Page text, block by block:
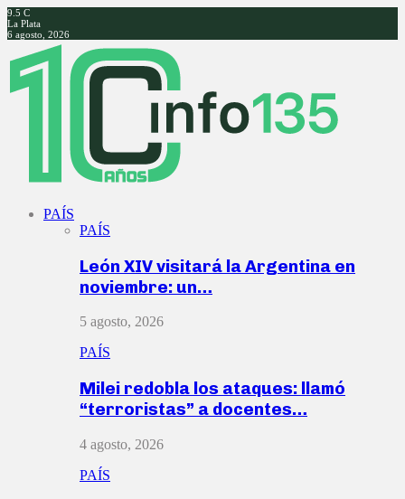
9.5 C
La Plata
6 agosto, 2026
Facebook
Twitter
Instagram
Youtube
PAÍS
PAÍS
León XIV visitará la Argentina en
noviembre: un…
5 agosto, 2026
PAÍS
Milei redobla los ataques: llamó
“terroristas” a docentes…
4 agosto, 2026
PAÍS